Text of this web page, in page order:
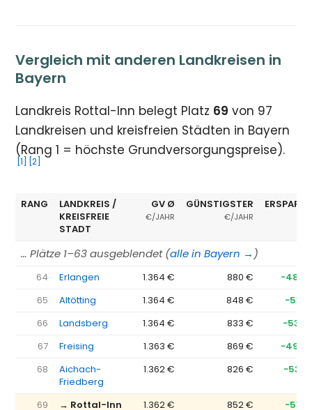
Vergleich mit anderen Landkreisen in
Bayern
Landkreis Rottal-Inn belegt Platz 69 von 97
Landkreisen und kreisfreien Städten in Bayern
(Rang 1 = höchste Grundversorgungspreise).
[1] [2]
RANG
LANDKREIS /
KREISFREIE
STADT
GV Ø
€/JAHR
GÜNSTIGSTER
€/JAHR
… Plätze 1–63 ausgeblendet (alle in Bayern → )
64 Erlangen 1.364 € 880 €
−484
65
Altötting 1.364 € 848 €
−516
66
Landsberg 1.364 € 833 €
−530
67
Freising 1.363 € 869 €
−494
68
Aichach-
Friedberg
1.362 € 826 € −537
69 → Rottal-Inn 1.362 € 852 € −510